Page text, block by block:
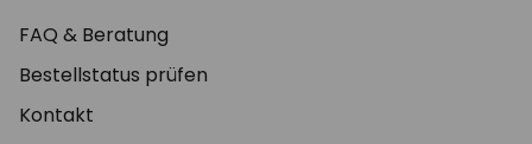
FAQ & Beratung
Bestellstatus prüfen
Kontakt